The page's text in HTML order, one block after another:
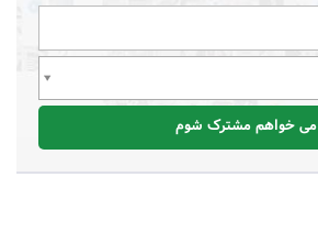
می خواهم مشترک شوم